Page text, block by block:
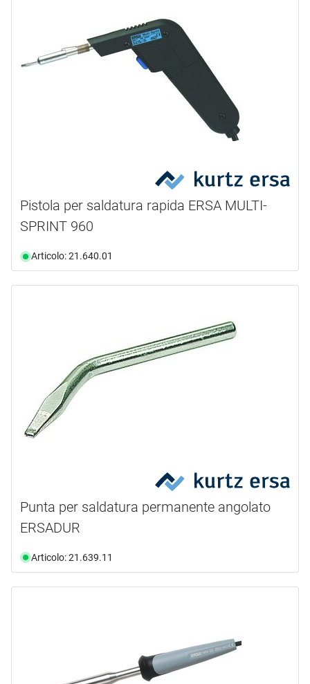
Pistola per saldatura rapida ERSA MULTI-
SPRINT 960
Articolo: 21.640.01
Punta per saldatura permanente angolato
ERSADUR
Articolo: 21.639.11